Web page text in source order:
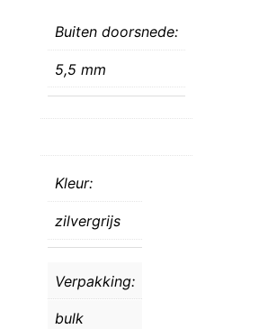
Buiten doorsnede:
5,5 mm
Kleur:
zilvergrijs
Verpakking:
bulk